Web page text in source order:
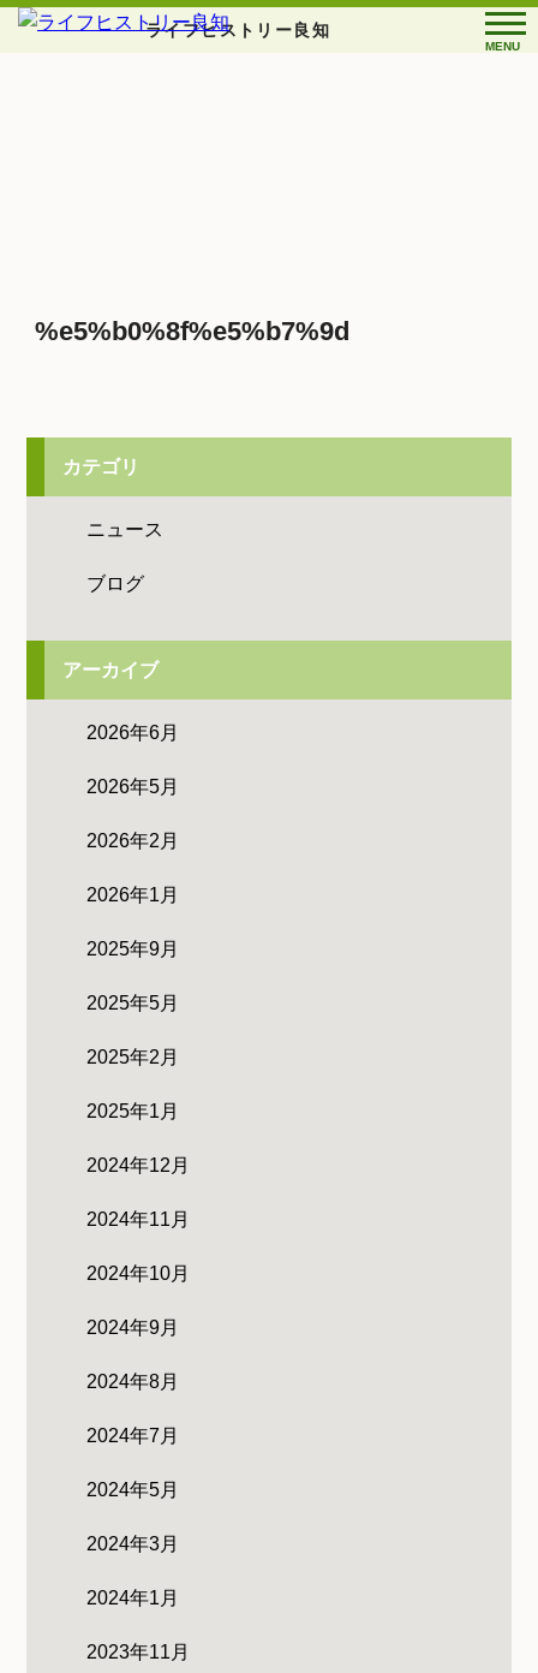
ライフヒストリー良知
MENU
%e5%b0%8f%e5%b7%9d
カテゴリ
ニュース
ブログ
アーカイブ
2026年6月
2026年5月
2026年2月
2026年1月
2025年9月
2025年5月
2025年2月
2025年1月
2024年12月
2024年11月
2024年10月
2024年9月
2024年8月
2024年7月
2024年5月
2024年3月
2024年1月
2023年11月